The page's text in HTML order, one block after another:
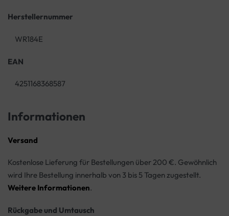
Herstellernummer
WR184E
EAN
4251168368587
Informationen
Versand
Kostenlose Lieferung für Bestellungen über 200 €. Gewöhnlich
wird Ihre Bestellung innerhalb von 3 bis 5 Tagen zugestellt.
Weitere Informationen.
Rückgabe und Umtausch